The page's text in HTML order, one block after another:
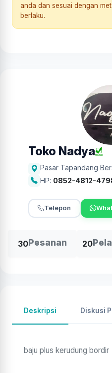
anda dan sesuai dengan
berlaku.
Toko Nadya
Pasar Tapandang
HP: 0852-4812-
Telepon
30Pesanan 20
Deskripsi Diskusi
baju plus kerudung bordir